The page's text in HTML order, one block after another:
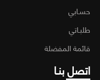
المفضلة
بنـا